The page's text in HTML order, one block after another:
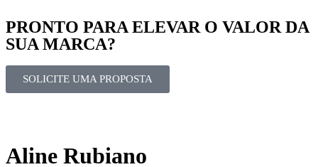
PRONTO PARA ELEVAR O VALOR DA
SUA MARCA?
SOLICITE UMA PROPOSTA
Aline Rubiano